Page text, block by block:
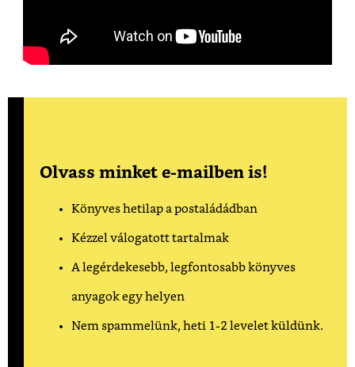
Olvass minket e-mailben is!
Könyves hetilap a postaládádban
Kézzel válogatott tartalmak
A legérdekesebb, legfontosabb könyves
anyagok egy helyen
Nem spammelünk, heti 1-2 levelet küldünk.